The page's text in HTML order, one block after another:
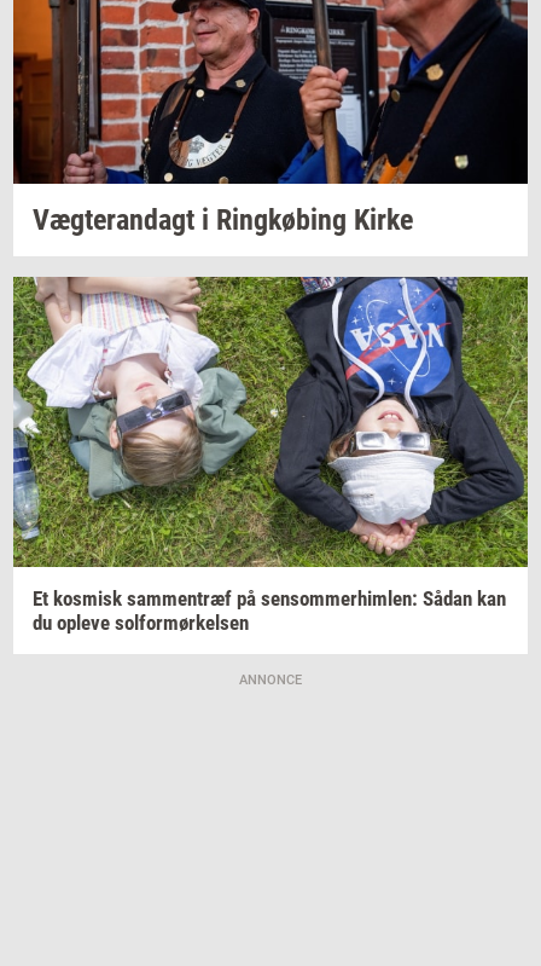
Væg­te­ran­dagt i Ring­kø­bing Kirke
Et kos­misk sam­men­træf på sen­som­mer­him­len: Sådan kan
du op­le­ve sol­for­mør­kel­sen
ANNONCE